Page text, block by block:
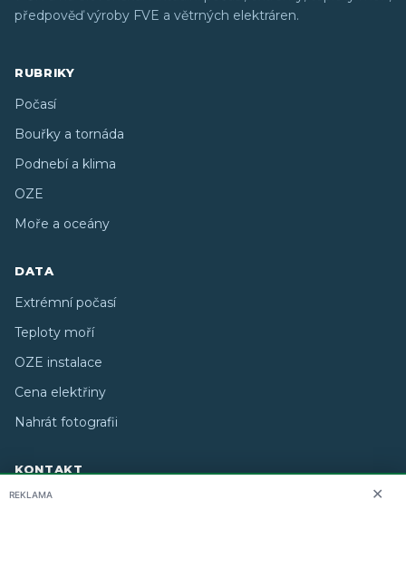
předpověď výroby FVE a větrných elektráren.
RUBRIKY
Počasí
Bouřky a tornáda
Podnebí a klima
OZE
Moře a oceány
DATA
Extrémní počasí
Teploty moří
OZE instalace
Cena elektřiny
Nahrát fotografii
KONTAKT
O nás
REKLAMA ✕